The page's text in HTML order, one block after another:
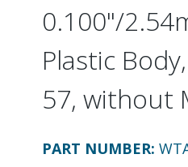
0.100"/
Plastic
57, without
PART NUMBER: